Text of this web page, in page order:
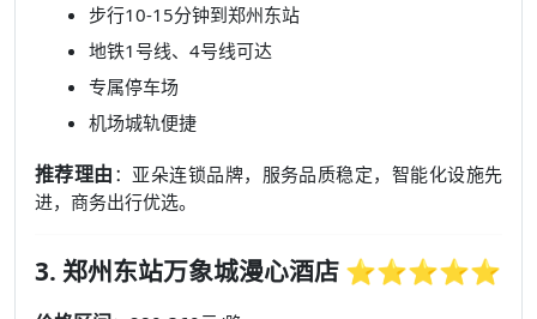
步行10-15分钟到郑州东站
地铁1号线、4号线可达
专属停车场
机场城轨便捷
推荐理由 ：亚朵连锁品牌，服务品质稳定，智能化设施先
进，商务出行优选。
3. 郑州东站万象城漫心酒店 ⭐⭐⭐⭐⭐